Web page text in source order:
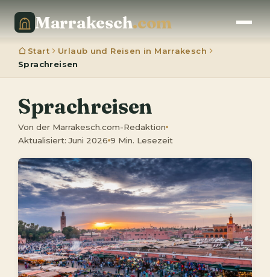
Marrakesch.com
Start
Urlaub und Reisen in Marrakesch
Sprachreisen
Sprachreisen
Von der Marrakesch.com-Redaktion
Aktualisiert: Juni 2026 9 Min. Lesezeit